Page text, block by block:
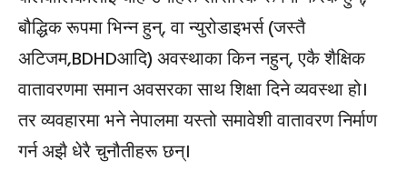
बौद्धिक रूपमा भिन्न हुन्, वा न्युरोडाइभर्स (जस्तै
अटिजम,BDHDआदि) अवस्थाका किन नहुन्, एकै शैक्षिक
वातावरणमा समान अवसरका साथ शिक्षा दिने व्यवस्था हो।
तर व्यवहारमा भने नेपालमा यस्तो समावेशी वातावरण निर्माण
गर्न अझै धेरै चुनौतीहरू छन्।